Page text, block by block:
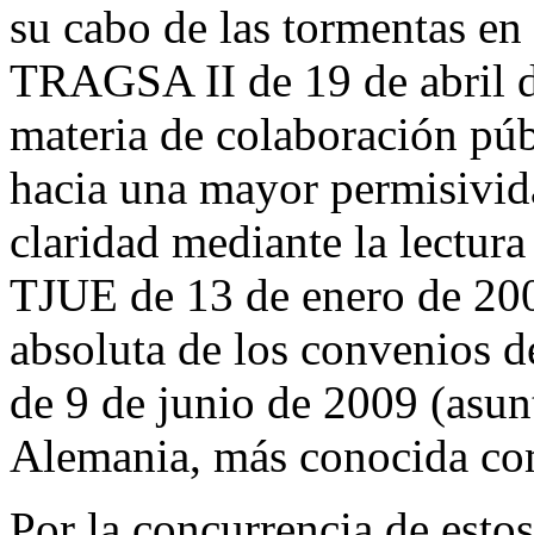
su cabo de las tormentas
TRAGSA II de 19 de abril
materia de colaboración
hacia una mayor
claridad mediante la
TJUE de 13 de enero de
absoluta de los convenios
de 9 de junio de 2009
Alemania, más conocida